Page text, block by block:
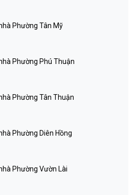
Phường Tân Mỹ
Phường Phú Thuận
Phường Tân Thuận
Phường Diên Hồng
Phường Vườn Lài